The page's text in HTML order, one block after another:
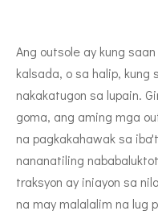
Ang outsole ay kung
kalsada, o sa halip, kung
nakakatugon sa lupain.
goma, ang aming mga
na pagkakahawak sa
nananatiling
traksyon ay iniayon sa
na may malalalim na lug